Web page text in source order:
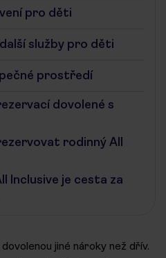
pro děti
služby pro děti
prostředí
dovolené s
rodinný All
Inclusive je cesta za
jiné nároky než dřív.